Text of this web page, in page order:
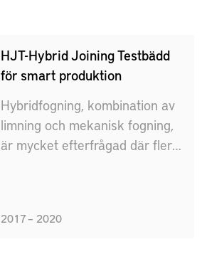
HJT-Hybrid Joining Testbädd
för smart produktion
Hybridfogning, kombination av
limning och mekanisk fogning,
är mycket efterfrågad där flera
förmåga att skapa flexibel
2017 – 2020